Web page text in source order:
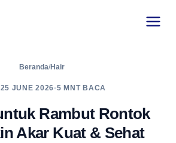
Beranda/Hair
25 JUNE 2026•5 MNT BACA
Rambut Rontok
Akar Kuat & Sehat